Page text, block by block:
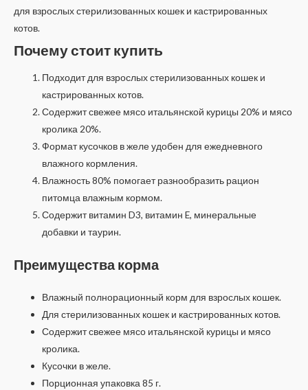
для взрослых стерилизованных кошек и кастрированных
котов.
Почему стоит купить
Подходит для взрослых стерилизованных кошек и
кастрированных котов.
Содержит свежее мясо итальянской курицы 20% и мясо
кролика 20%.
Формат кусочков в желе удобен для ежедневного
влажного кормления.
Влажность 80% помогает разнообразить рацион
питомца влажным кормом.
Содержит витамин D3, витамин E, минеральные
добавки и таурин.
Преимущества корма
Влажный полнорационный корм для взрослых кошек.
Для стерилизованных кошек и кастрированных котов.
Содержит свежее мясо итальянской курицы и мясо
кролика.
Кусочки в желе.
Порционная упаковка 85 г.